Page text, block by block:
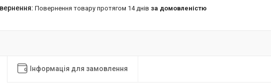
повернення товару протягом 14 днів за домовленістю
Інформація для замовлення